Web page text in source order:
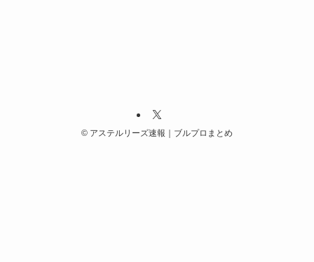
© アステルリーズ速報｜ブルプロまとめ